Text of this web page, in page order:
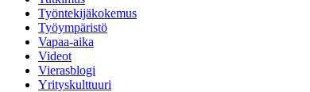
Työntekijäkokemus
Työympäristö
Vapaa-aika
Videot
Vierasblogi
Yrityskulttuuri